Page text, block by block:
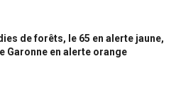
de forêts, le 65 en alerte jaune,
Garonne en alerte orange